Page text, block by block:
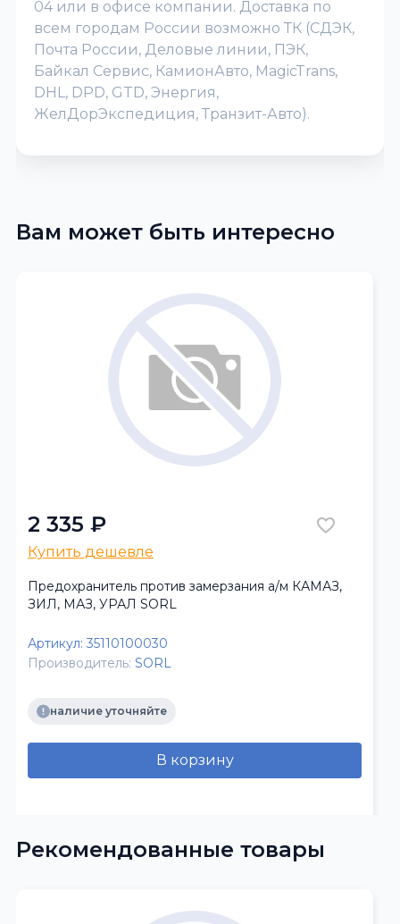
04 или в офисе компании. Доставка по
всем городам России возможно ТК (СДЭК,
Почта России, Деловые линии, ПЭК,
Байкал Сервис, КамионАвто, MagicTrans,
DHL, DPD, GTD, Энергия,
ЖелДорЭкспедиция, Транзит-Авто).
Вам может быть интересно
2 335 ₽
Купить дешевле
Предохранитель против замерзания а/м КАМАЗ,
ЗИЛ, МАЗ, УРАЛ SORL
Артикул: 35110100030
Производитель: SORL
наличие уточняйте
В корзину
Рекомендованные товары